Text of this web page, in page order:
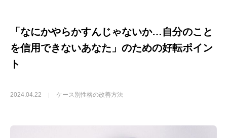
「なにかやらかすんじゃないか…自分のこと
を信用できないあなた」のための好転ポイン
ト
2024.04.22 ケース別性格の改善方法